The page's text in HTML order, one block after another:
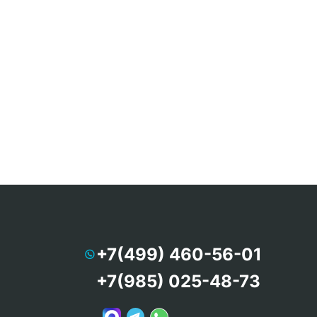
+7(499) 460-56-01
+7(985) 025-48-73